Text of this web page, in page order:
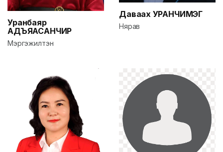
Уранбаяр
АДЪЯАСАНЧИР
Мэргэжилтэн
Даваахүү УРАНЧИМЭГ
Нярав